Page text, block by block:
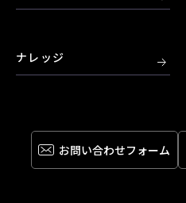
お問い合わせフォーム
ナレッジ